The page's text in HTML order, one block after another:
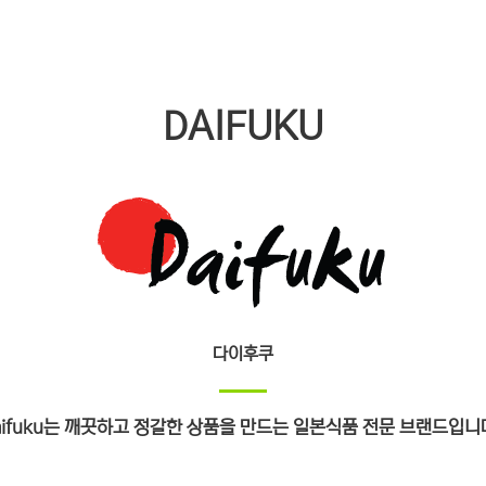
DAIFUKU
다이후쿠
는 깨끗하고 정갈한 상품을 만드는 일본식품 전문 브랜드입